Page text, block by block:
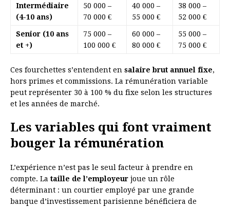
Intermédiaire
(4-10 ans)
50 000 –
70 000 €
40 000 –
55 000 €
38 000 –
52 000 €
Senior (10 ans
et +)
75 000 –
100 000 €
60 000 –
80 000 €
55 000 –
75 000 €
Ces fourchettes s’entendent en salaire brut annuel fixe,
hors primes et commissions. La rémunération variable
peut représenter 30 à 100 % du fixe selon les structures
et les années de marché.
Les variables qui font vraiment
bouger la rémunération
L’expérience n’est pas le seul facteur à prendre en
compte. La taille de l’employeur joue un rôle
déterminant : un courtier employé par une grande
banque d’investissement parisienne bénéficiera de